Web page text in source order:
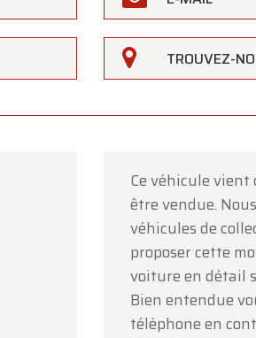
TROUVEZ-
Ce véhicule
être vendue.
véhicules de
proposer cette
voiture en détail
Bien entendue
téléphone en
le samedi 15 aoûtà l'occasion de